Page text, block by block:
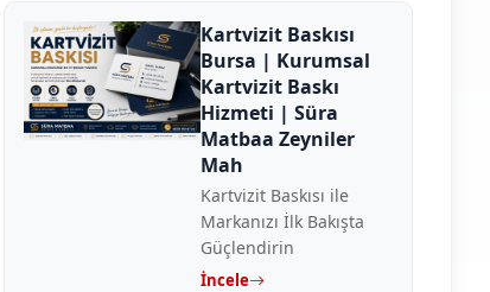
Kartvizit Baskısı
Bursa | Kurumsal
Kartvizit Baskı
Hizmeti | Süra
Matbaa Zeyniler
Mah
Kartvizit Baskısı ile
Markanızı İlk Bakışta
Güçlendirin
İncele